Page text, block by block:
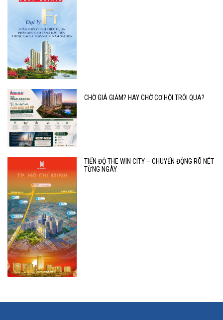
CHỜ GIÁ GIẢM? HAY CHỜ CƠ HỘI TRÔI QUA?
TIẾN ĐỘ THE WIN CITY – CHUYỂN ĐỘNG RÕ NÉT
TỪNG NGÀY